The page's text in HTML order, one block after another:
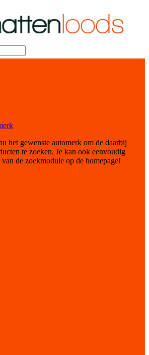
het gewenste automerk om de daarbij
te zoeken. Je kan ook eenvoudig
de zoekmodule op de homepage!